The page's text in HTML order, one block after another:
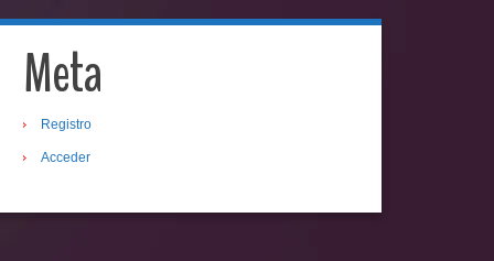
Meta
Registro
Acceder